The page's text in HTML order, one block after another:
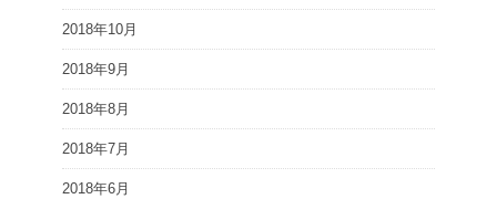
2018年10月
2018年9月
2018年8月
2018年7月
2018年6月